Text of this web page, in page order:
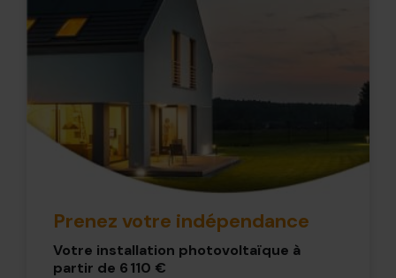
Prenez votre indépendance
Votre installation photovoltaïque à
partir de 6 110 €